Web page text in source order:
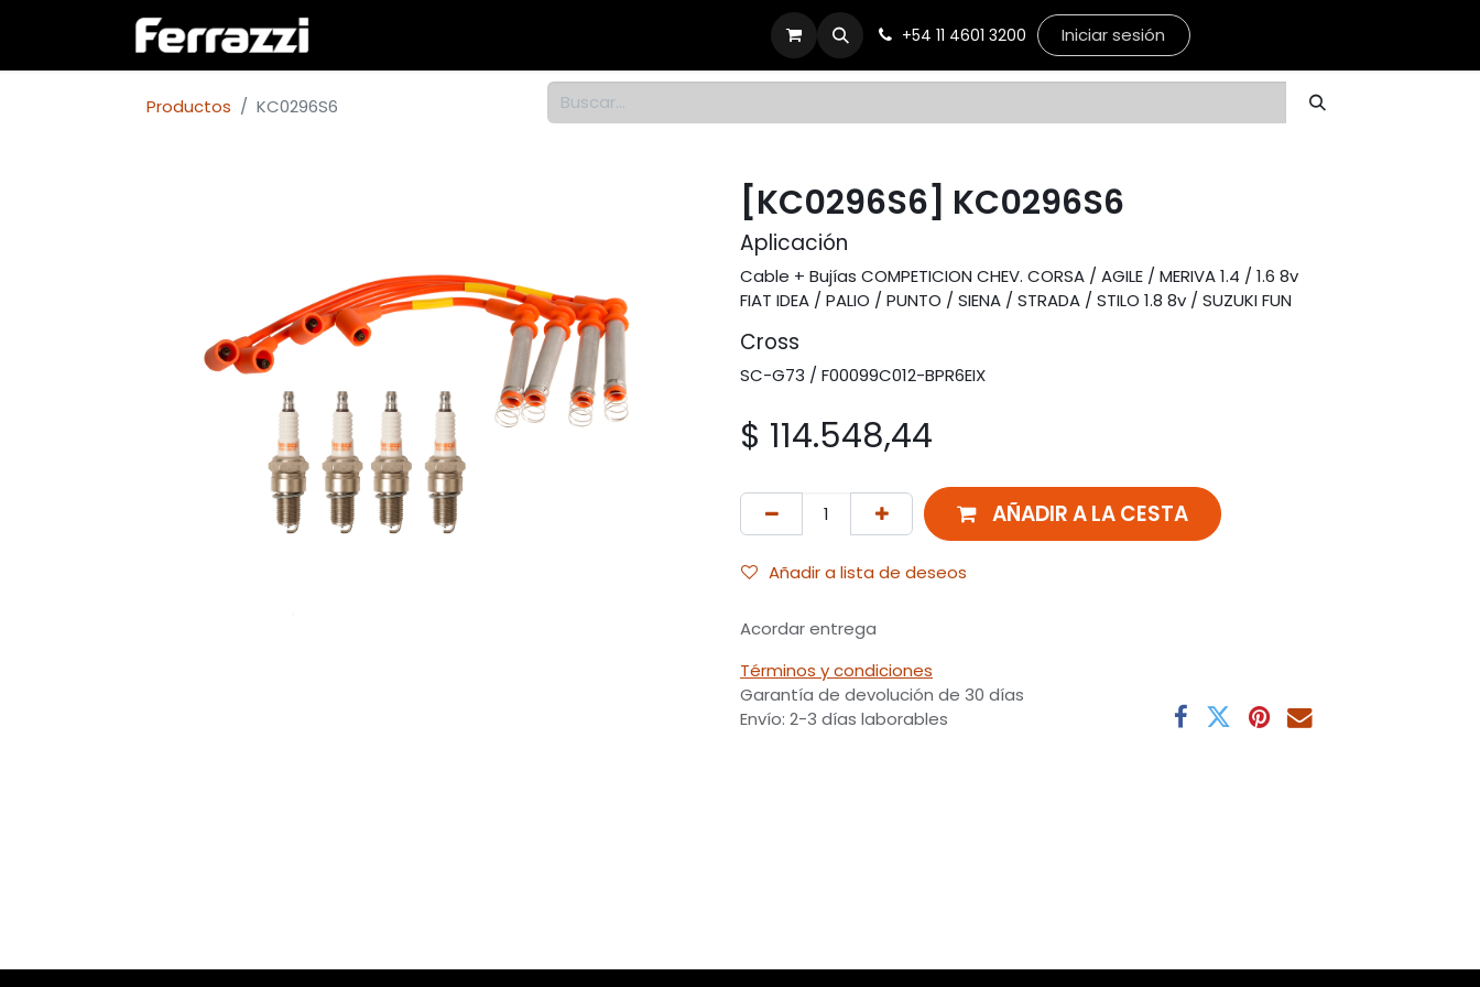
Contacto +54 11 4601 3200 Iniciar sesión
Productos KC0296S6
[KC0296S6] KC0296S6
Aplicación
Cable + Bujías COMPETICION CHEV. CORSA / AGILE / MERIVA 1.4 / 1.6 8v
FIAT IDEA / PALIO / PUNTO / SIENA / STRADA / STILO 1.8 8v / SUZUKI FUN
Cross
SC-G73 / F00099C012-BPR6EIX
$ 114.548,44
AÑADIR A LA CESTA
Añadir a lista de deseos
Acordar entrega
Términos y condiciones
Garantía de devolución de 30 días
Envío: 2-3 días laborables